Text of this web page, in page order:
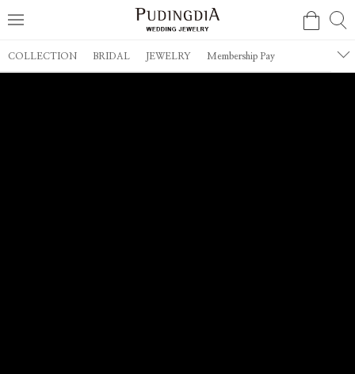
COLLECTION BRIDAL JEWELRY Membership Pay